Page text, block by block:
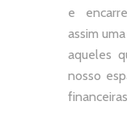
e
assim
aqueles
nosso